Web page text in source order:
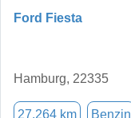
Ford Fiesta
Hamburg, 22335
27.264 km Benzin